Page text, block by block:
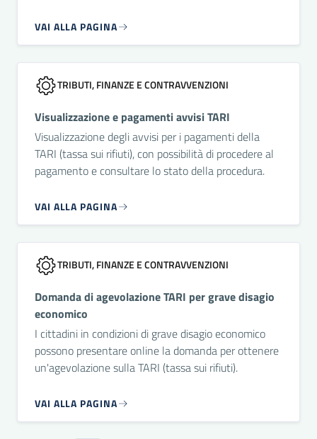
VAI ALLA PAGINA
TRIBUTI, FINANZE E CONTRAVVENZIONI
Visualizzazione e pagamenti avvisi TARI
Visualizzazione degli avvisi per i pagamenti della
TARI (tassa sui rifiuti), con possibilità di procedere al
pagamento e consultare lo stato della procedura.
VAI ALLA PAGINA
TRIBUTI, FINANZE E CONTRAVVENZIONI
Domanda di agevolazione TARI per grave disagio
economico
I cittadini in condizioni di grave disagio economico
possono presentare online la domanda per ottenere
un'agevolazione sulla TARI (tassa sui rifiuti).
VAI ALLA PAGINA